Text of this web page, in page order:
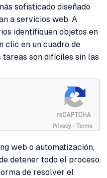
sofisticado diseñado
a servicios web. A
identifiquen objetos en
clic en un cuadro de
son difíciles sin las
web o automatización,
detener todo el proceso.
de resolver el